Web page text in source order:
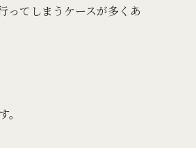
ってしまうケースが多くあ